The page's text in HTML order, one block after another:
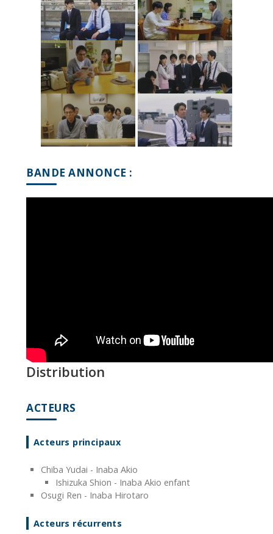
BANDE ANNONCE :
Distribution
ACTEURS
Acteurs principaux
Chiba Yudai - Inaba Akio
Ishizuka Shion - Inaba Akio enfant
Osugi Ren - Inaba Hirotaro
Acteurs récurrents